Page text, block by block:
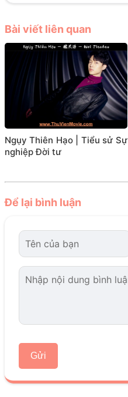
Bài viết liên quan
Ngụy Thiên Hạo | Tiểu sử Sự
nghiệp Đời tư
Để lại bình luận
Gửi